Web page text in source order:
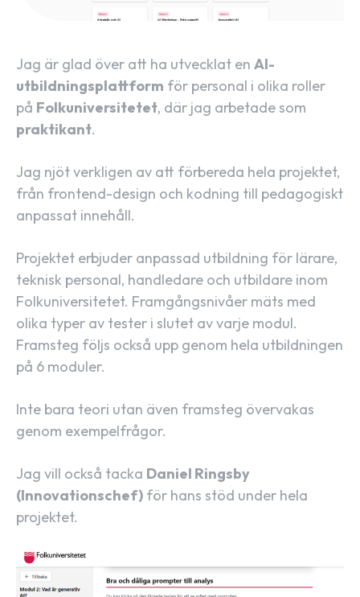
Jag är glad över att ha utvecklat en AI-
utbildningsplattform för personal i olika roller
på Folkuniversitetet, där jag arbetade som
praktikant.
Jag njöt verkligen av att förbereda hela projektet,
från frontend-design och kodning till pedagogiskt
anpassat innehåll.
Projektet erbjuder anpassad utbildning för lärare,
teknisk personal, handledare och utbildare inom
Folkuniversitetet. Framgångsnivåer mäts med
olika typer av tester i slutet av varje modul.
Framsteg följs också upp genom hela utbildningen
på 6 moduler.
Inte bara teori utan även framsteg övervakas
genom exempelfrågor.
Jag vill också tacka Daniel Ringsby
(Innovationschef) för hans stöd under hela
projektet.